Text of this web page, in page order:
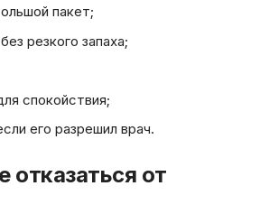
пакет;
резкого запаха;
спокойствия;
его разрешил врач.
отказаться от